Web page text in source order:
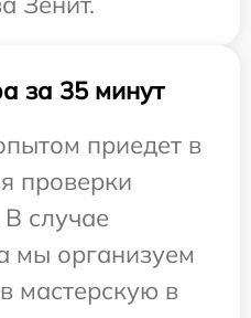
за 35 минут
приедет в
проверки
В случае
мы организуем
мастерскую в